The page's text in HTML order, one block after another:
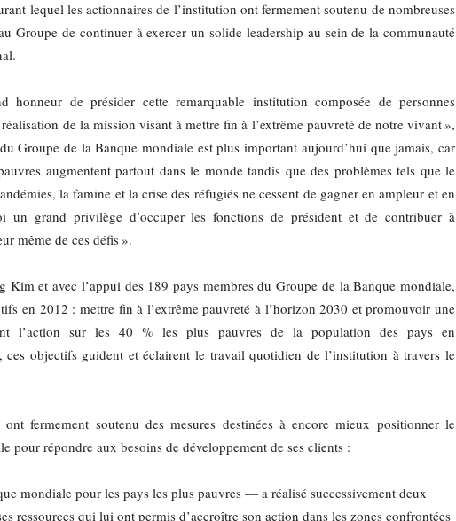
lequel les actionnaires de l’institution ont fermement soutenu de nombreuses
Groupe de continuer à exercer un solide leadership au sein de la communauté
de présider cette remarquable institution composée de personnes
de la mission visant à mettre fin à l’extrême pauvreté de notre vivant »,
Groupe de la Banque mondiale est plus important aujourd’hui que jamais, car
augmentent partout dans le monde tandis que des problèmes tels que le
la famine et la crise des réfugiés ne cessent de gagner en ampleur et en
un grand privilège d’occuper les fonctions de président et de contribuer à
même de ces défis ».
Kim et avec l’appui des 189 pays membres du Groupe de la Banque mondiale,
en 2012 : mettre fin à l’extrême pauvreté à l’horizon 2030 et promouvoir une
l’action sur les 40 % les plus pauvres de la population des pays en
ces objectifs guident et éclairent le travail quotidien de l’institution à travers le
fermement soutenu des mesures destinées à encore mieux positionner le
pour répondre aux besoins de développement de ses clients :
mondiale pour les pays les plus pauvres — a réalisé successivement deux
ressources qui lui ont permis d’accroître son action dans les zones confrontées